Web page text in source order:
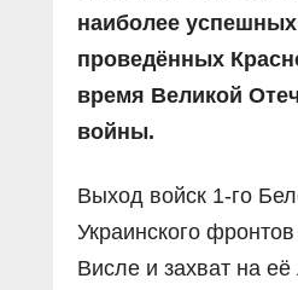
наиболее
проведённых
время Великой
войны.
Выход войск 1-го
Украинского
Висле и захват на